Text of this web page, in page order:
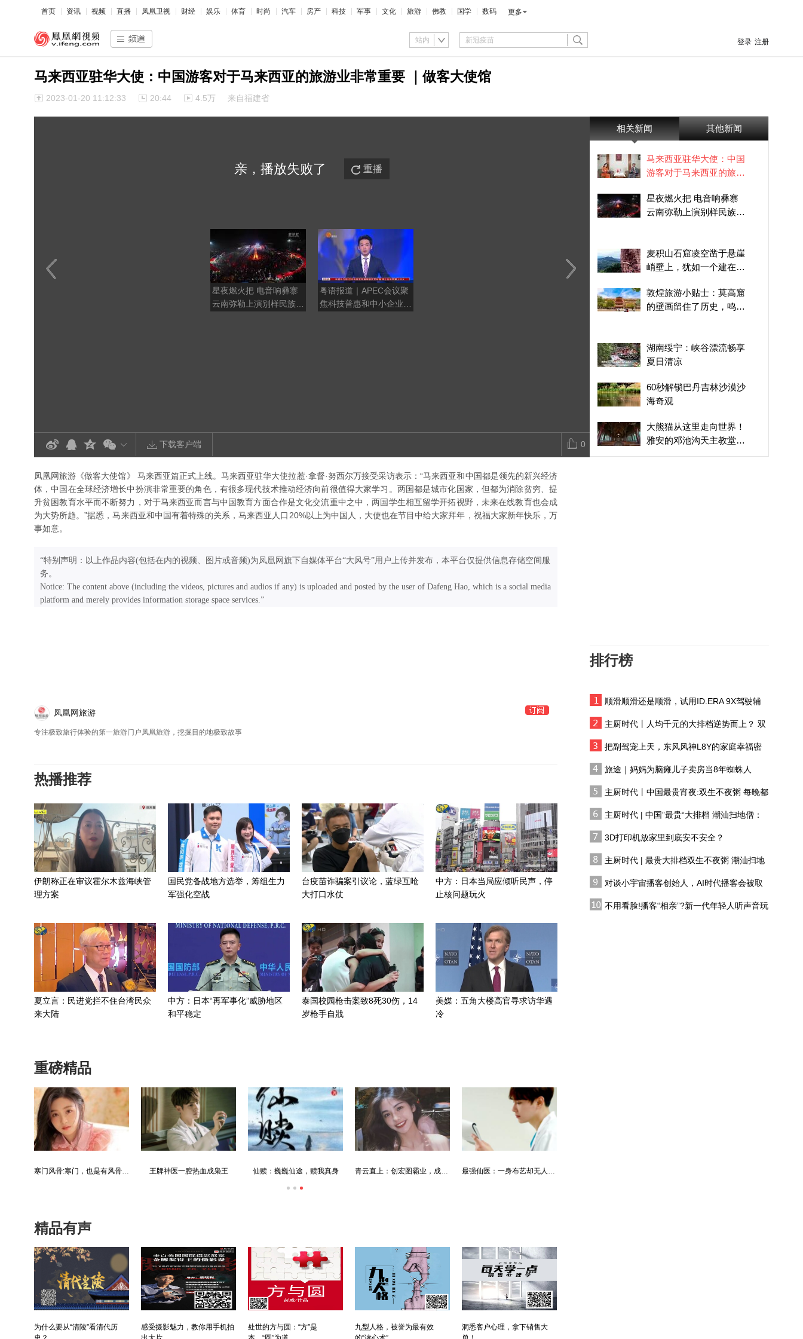
首页 资讯 视频 直播 凤凰卫视 财经 娱乐 体育 时尚 汽车 房产 科技 军事 文化 旅游 佛教 国学 数码 更多
站内 登录 注册
马来西亚驻华大使：中国游客对于马来西亚的旅游业非常重要 ｜做客大使馆
2023-01-20 11:12:33 20:44 4.5万 来自福建省
亲，播放失败了 重播
星夜燃火把 电音响彝寨
云南弥勒上演别样民族狂
粤语报道｜APEC会议聚
焦科技普惠和中小企业发
瞰中国｜内蒙古：绿野听
这片约50平方公里的彩
色丘陵，藏着地球亿万年
下载客户端 0
相关新闻 其他新闻
马来西亚驻华大使：中国
游客对于马来西亚的旅游
星夜燃火把 电音响彝寨
云南弥勒上演别样民族狂
麦积山石窟凌空凿于悬崖
峭壁上，犹如一个建在绝
敦煌旅游小贴士：莫高窟
的壁画留住了历史，鸣沙
湖南绥宁：峡谷漂流畅享
夏日清凉
60秒解锁巴丹吉林沙漠沙
海奇观
大熊猫从这里走向世界！
雅安的邓池沟天主教堂见
证中法“大熊猫情缘”
第一次来溆浦怎么玩？
千城胜景|甘河畔邂逅棕头
火映照下的大生产运动
嘉峪关是明长城最西端的
关口，出了这道关，就是
粤语报道｜APEC会议聚
展
九寨沟拥有世界上最为神
凤凰网旅游《做客大使馆》 马来西亚篇正式上线。马来西亚驻华大使拉惹·拿督·努西尔万接受采访表示：“马来西亚和中国都是领先的新兴经济
体，中国在全球经济增长中扮演非常重要的角色，有很多现代技术推动经济向前很值得大家学习。两国都是城市化国家，但都为消除贫穷、提
升贫困教育水平而不断努力，对于马来西亚而言与中国教育方面合作是文化交流重中之中，两国学生相互留学开拓视野，未来在线教育也会成
为大势所趋。”据悉，马来西亚和中国有着特殊的关系，马来西亚人口20%以上为中国人，大使也在节目中给大家拜年，祝福大家新年快乐，万
事如意。
“特别声明：以上作品内容(包括在内的视频、图片或音频)为凤凰网旗下自媒体平台“大风号”用户上传并发布，本平台仅提供信息存储空间服
务。
Notice: The content above (including the videos, pictures and audios if any) is uploaded and posted by the user of Dafeng Hao, which is a social media
platform and merely provides information storage space services.”
凤凰网旅游
专注极致旅行体验的第一旅游门户凤凰旅游，挖掘目的地极致故事
热播推荐
伊朗称正在审议霍尔木兹海峡管
理方案
国民党备战地方选举，筹组生力
军强化空战
台疫苗诈骗案引议论，蓝绿互呛
大打口水仗
中方：日本当局应倾听民声，停
止核问题玩火
夏立言：民进党拦不住台湾民众
来大陆
中方：日本“再军事化”威胁地区
和平稳定
泰国校园枪击案致8死30伤，14
岁枪手自戕
美媒：五角大楼高官寻求访华遇
冷
重磅精品
寒门风骨:寒门，也是有风骨的！ 王牌神医一腔热血成枭王 仙赎：巍巍仙途，赎我真身 青云直上：创宏图霸业，成人生赢家 最强仙医：一身布艺却无人不识
精品有声
为什么要从“清陵”看清代历
感受摄影魅力，教你用手机拍
处世的方与圆：“方”是
九型人格，被誉为最有效
洞悉客户心理，拿下销售大
排行榜
顺滑顺滑还是顺滑，试用ID.ERA 9X驾驶辅
主厨时代丨人均千元的大排档逆势而上？ 双
把副驾宠上天，东风风神L8Y的家庭幸福密
旅途｜妈妈为脑瘫儿子卖房当8年蜘蛛人
主厨时代丨中国最贵宵夜:双生不夜粥 每晚都
主厨时代 | 中国”最贵“大排档 潮汕扫地僧：
3D打印机放家里到底安不安全？
主厨时代 | 最贵大排档双生不夜粥 潮汕扫地
对谈小宇宙播客创始人，AI时代播客会被取
不用看脸!播客“相亲”?新一代年轻人听声音玩